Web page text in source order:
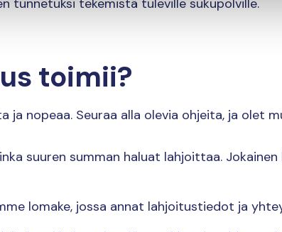
tunnetuksi tekemistä tuleville sukupolville.
toimii?
ja nopeaa. Seuraa alla olevia ohjeita, ja olet
suuren summan haluat lahjoittaa.
lomake, jossa annat lahjoitustiedot ja